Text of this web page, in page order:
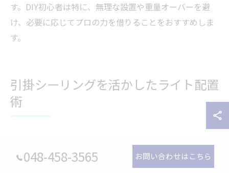
す。DIY初心者は特に、無理な設置や重量オーバーを避
け、必要に応じてプロの力を借りることをおすすめしま
す。
引掛シーリングを活かしたライト配置
術
引掛シーリングとダクト工事の組み合わせ方
引掛シーリングは、賃貸住宅や一般家庭の天井照明に広
048-458-3565 お問い合わせはこちら